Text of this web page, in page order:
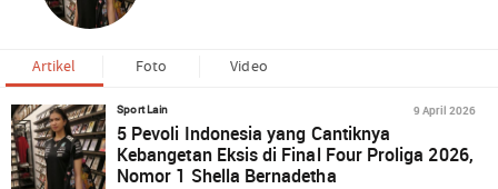
Artikel Foto Video
Sport Lain 9 April 2026
5 Pevoli Indonesia yang Cantiknya
Kebangetan Eksis di Final Four Proliga 2026,
Nomor 1 Shella Bernadetha